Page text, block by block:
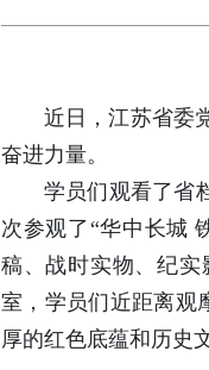
近日，江苏省委
奋进力量。
学员们观看了省
次参观了“华中长城
稿、战时实物、纪
室，学员们近距离观
厚的红色底蕴和历史